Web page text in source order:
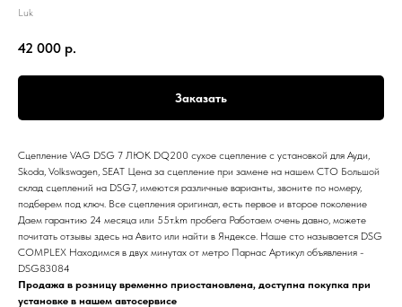
Luk
42 000 р.
Заказать
Сцепление VAG DSG 7 ЛЮК DQ200 сухое сцепление с установкой для Ауди,
Skoda, Volkswagen, SEAT Цена за сцепление при замене на нашем СТО Большой
склад сцеплений на DSG7, имеются различные варианты, звоните по номеру,
подберем под ключ. Все сцепления оригинал, есть первое и второе поколение
Даем гарантию 24 месяца или 55т.km пробега Работаем очень давно, можете
почитать отзывы здесь на Авито или найти в Яндексе. Наше сто называется DSG
COMPLEX Находимся в двух минутах от метро Парнас Артикул объявления -
DSG83084
Продажа в розницу временно приостановлена, доступна покупка при
установке в нашем автосервисе